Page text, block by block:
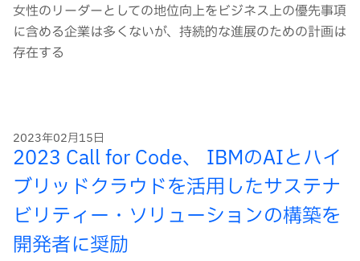
女性のリーダーとしての地位向上をビジネス上の優先事項
に含める企業は多くないが、持続的な進展のための計画は
存在する
2023年02月15日
2023 Call for Code、 IBMのAIとハイ
ブリッドクラウドを活用したサステナ
ビリティー・ソリューションの構築を
開発者に奨励